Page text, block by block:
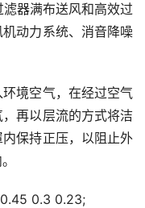
器满布送风和高效过
动力系统、消音降噪
境空气，在经过空气
再以层流的方式将洁
保持正压，以阻止外
0.3 0.23;